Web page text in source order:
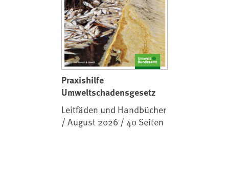
Praxishilfe
Umweltschadensgesetz
Leitfäden und Handbücher
/ August 2026 / 40 Seiten